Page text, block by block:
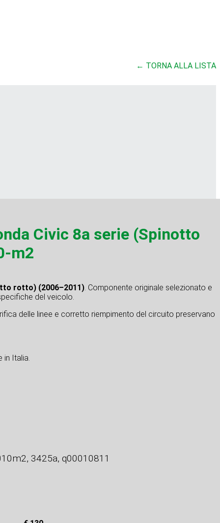
← TORNA ALLA LISTA
Civic 8a serie (Spinotto
m2
rotto) (2006–2011). Componente originale selezionato e
del veicolo.
delle linee e corretto riempimento del circuito preservano
in Italia.
3425a, q00010811